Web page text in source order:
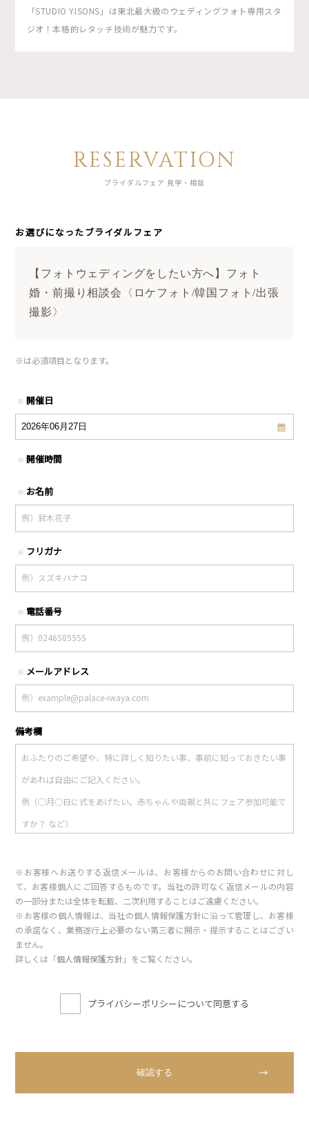
「STUDIO YISONS」は東北最大級のウェディングフォト専用スタ
ジオ！本格的レタッチ技術が魅力です。
RESERVATION
ブライダルフェア 見学・相談
お選びになったブライダルフェア
【フォトウェディングをしたい方へ】フォト
婚・前撮り相談会〈ロケフォト/韓国フォト/出張
撮影〉
※は必須項目となります。
※ 開催日
※ 開催時間
※ お名前
※ フリガナ
※ 電話番号
※ メールアドレス
備考欄
※お客様へお送りする返信メールは、お客様からのお問い合わせに対し
て、お客様個人にご回答するものです。当社の許可なく返信メールの内容
の一部分または全体を転載、二次利用することはご遠慮ください。
※お客様の個人情報は、当社の個人情報保護方針に沿って管理し、お客様
の承諾なく、業務遂行上必要のない第三者に開示・提示することはござい
ません。
詳しくは「個人情報保護方針」をご覧ください。
プライバシーポリシーについて同意する